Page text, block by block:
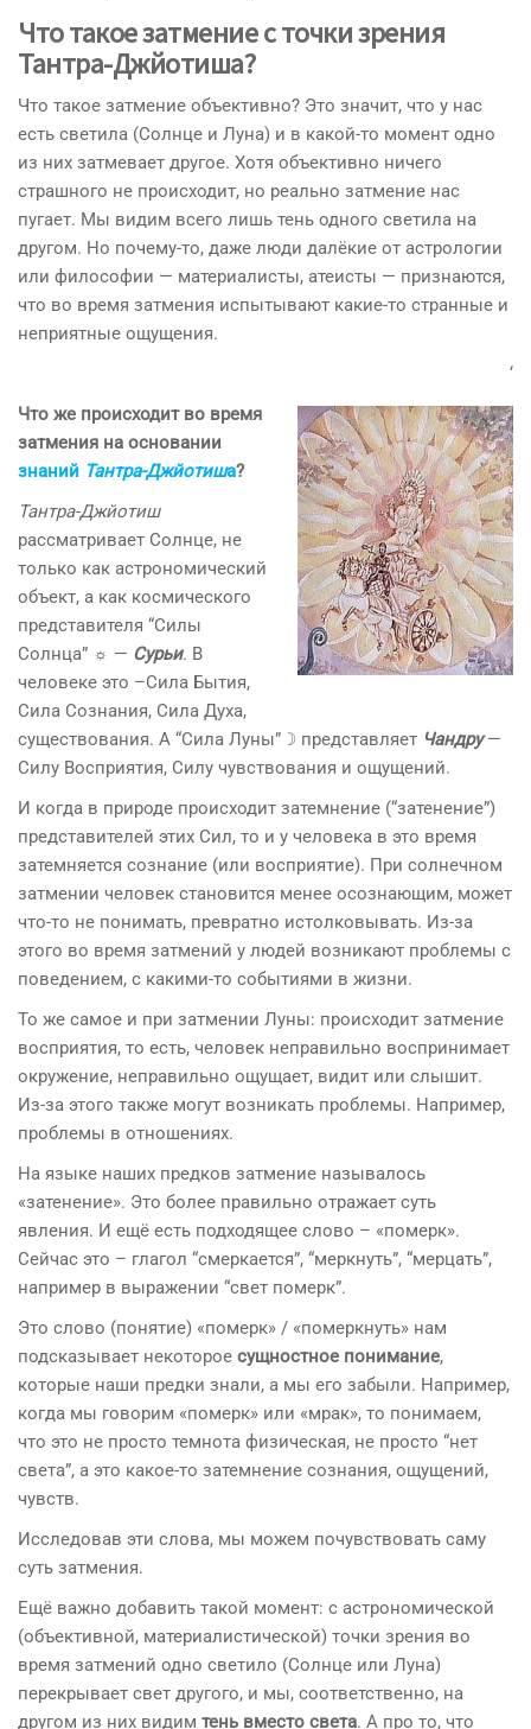
Что такое затмение с точки зрения
Тантра-Джйотиша?
Что такое затмение объективно? Это значит, что у нас
есть светила (Солнце и Луна) и в какой-то момент одно
из них затмевает другое. Хотя объективно ничего
страшного не происходит, но реально затмение нас
пугает. Мы видим всего лишь тень одного светила на
другом. Но почему-то, даже люди далёкие от астрологии
или философии — материалисты, атеисты — признаются,
что во время затмения испытывают какие-то странные и
неприятные ощущения.
‘
Что же происходит во время
затмения на основании
знаний Тантра-Джйотиша?
Тантра-Джйотиш
рассматривает Солнце, не
только как астрономический
объект, а как космического
представителя “Силы
Солнца” ☼ — Сурьи. В
человеке это –Сила Бытия,
Сила Сознания, Сила Духа,
существования. А “Сила Луны”☽ представляет Чандру—
Силу Восприятия, Силу чувствования и ощущений.
И когда в природе происходит затемнение (“затенение”)
представителей этих Сил, то и у человека в это время
затемняется сознание (или восприятие). При солнечном
затмении человек становится менее осознающим, может
что-то не понимать, превратно истолковывать. Из-за
этого во время затмений у людей возникают проблемы с
поведением, с какими-то событиями в жизни.
То же самое и при затмении Луны: происходит затмение
восприятия, то есть, человек неправильно воспринимает
окружение, неправильно ощущает, видит или слышит.
Из-за этого также могут возникать проблемы. Например,
проблемы в отношениях.
На языке наших предков затмение называлось
«затенение». Это более правильно отражает суть
явления. И ещё есть подходящее слово – «померк».
Сейчас это – глагол “смеркается”, “меркнуть”, “мерцать”,
например в выражении “свет померк”.
Это слово (понятие) «померк» / «померкнуть» нам
подсказывает некоторое сущностное понимание,
которые наши предки знали, а мы его забыли. Например,
когда мы говорим «померк» или «мрак», то понимаем,
что это не просто темнота физическая, не просто “нет
света”, а это какое-то затемнение сознания, ощущений,
чувств.
Исследовав эти слова, мы можем почувствовать саму
суть затмения.
Ещё важно добавить такой момент: с астрономической
(объективной, материалистической) точки зрения во
время затмений одно светило (Солнце или Луна)
перекрывает свет другого, и мы, соответственно, на
другом из них видим тень вместо света. А про то, что